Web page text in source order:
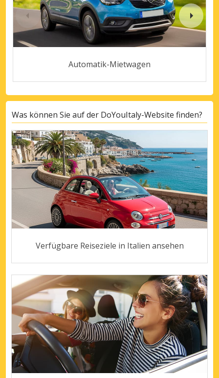
Automatik-Mietwagen
Was können Sie auf der DoYouItaly-Website finden?
Verfügbare Reiseziele in Italien ansehen